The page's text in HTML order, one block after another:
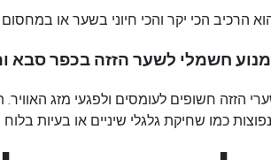
הרכיב הכי יקר והכי חיוני בשער או
מנוע חשמלי לשער הזזה בכפר סבא
הזזה חשופים לעומסים ולפגעי מזג
כמו שחיקת גלגלי שיניים או בעיות